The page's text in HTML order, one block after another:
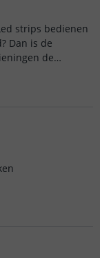
strips bedienen
Dan is de
de